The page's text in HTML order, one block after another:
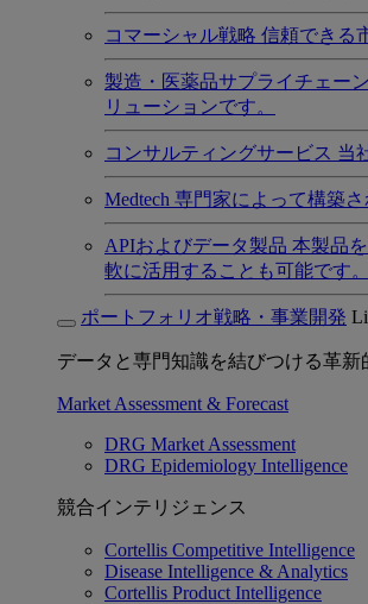
コマーシャル戦略 信頼できる
製造・医薬品サプライチェーン
リューションです。
コンサルティングサービス 当
Medtech 専門家によって構築
APIおよびデータ製品 本製品
軟に活用することも可能です。
ポートフォリオ戦略・事業開発
データと専門知識を結びつける革
Market Assessment & Forecast
DRG Market Assessment
DRG Epidemiology Intelligence
競合インテリジェンス
Cortellis Competitive Intelligence
Disease Intelligence & Analytics
Cortellis Product Intelligence